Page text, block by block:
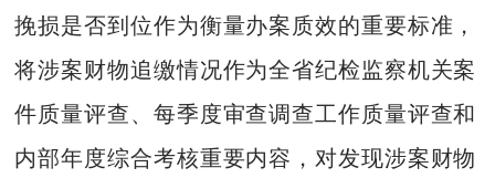
挽损是否到位作为衡量办案质效的重要标准，
将涉案财物追缴情况作为全省纪检监察机关案
件质量评查、每季度审查调查工作质量评查和
内部年度综合考核重要内容，对发现涉案财物